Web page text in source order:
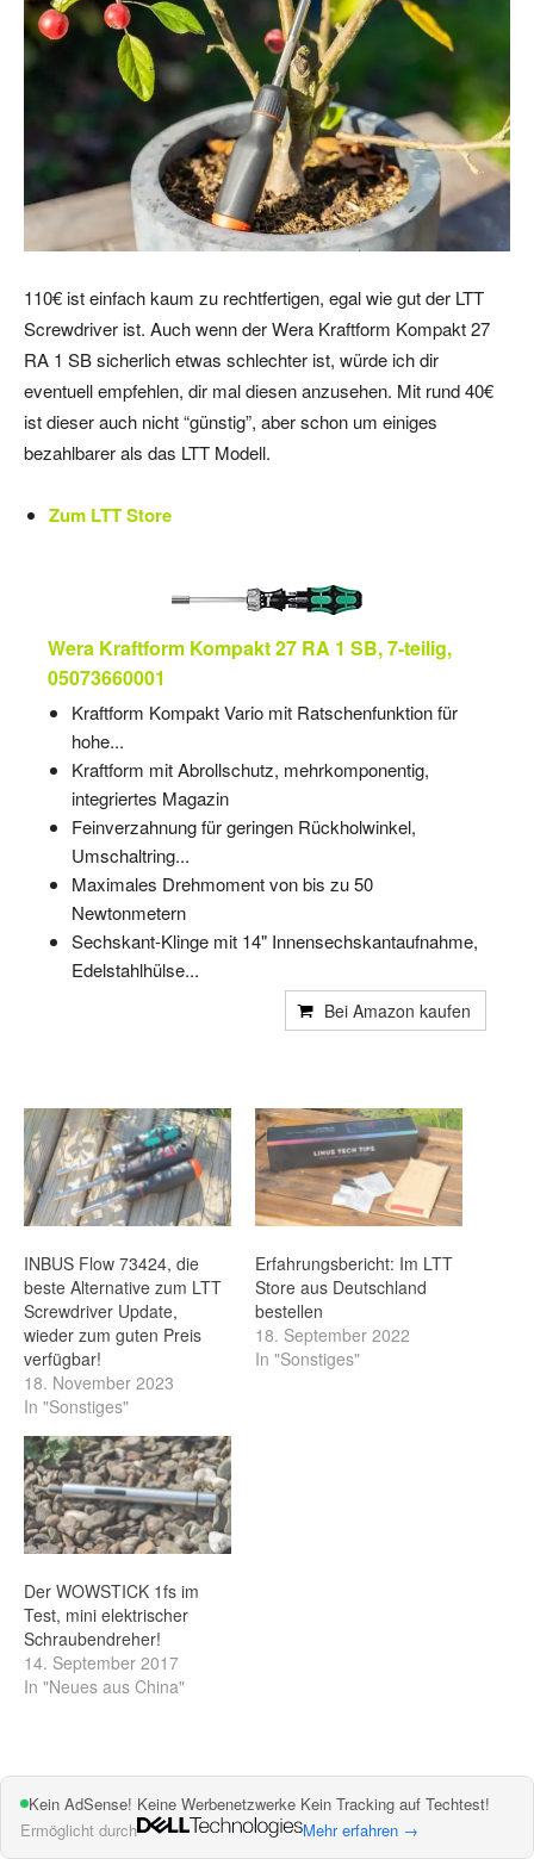
110€ ist einfach kaum zu rechtfertigen, egal wie gut der LTT
Screwdriver ist. Auch wenn der Wera Kraftform Kompakt 27
RA 1 SB sicherlich etwas schlechter ist, würde ich dir
eventuell empfehlen, dir mal diesen anzusehen. Mit rund 40€
ist dieser auch nicht “günstig”, aber schon um einiges
bezahlbarer als das LTT Modell.
Zum LTT Store
Wera Kraftform Kompakt 27 RA 1 SB, 7-teilig,
05073660001
Kraftform Kompakt Vario mit Ratschenfunktion für
hohe...
Kraftform mit Abrollschutz, mehrkomponentig,
integriertes Magazin
Feinverzahnung für geringen Rückholwinkel,
Umschaltring...
Maximales Drehmoment von bis zu 50
Newtonmetern
Sechskant-Klinge mit 14" Innensechskantaufnahme,
Edelstahlhülse...
Bei Amazon kaufen
INBUS Flow 73424, die
beste Alternative zum LTT
Screwdriver Update,
wieder zum guten Preis
verfügbar!
18. November 2023
In "Sonstiges"
Erfahrungsbericht: Im LTT
Store aus Deutschland
bestellen
18. September 2022
In "Sonstiges"
Der WOWSTICK 1fs im
Test, mini elektrischer
Schraubendreher!
14. September 2017
In "Neues aus China"
TIPP
Kein AdSense! Keine Werbenetzwerke Kein Tracking auf Techtest!
Ermöglicht durch
Mehr erfahren →